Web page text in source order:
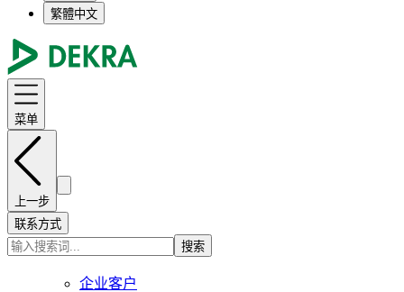
繁體中文
菜单
上一步
联系方式
搜索
企业客户